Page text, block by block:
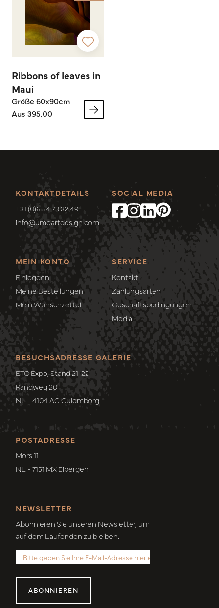
Ribbons of leaves in
Maui
Größe 60x90cm
Aus 395,00
KONTAKTDETAILS
+31 (0)6 54 73 32 49
info@umoartdesign.com
MEIN KONTO
Einloggen
Meine Bestellungen
Mein Wunschzettel
SERVICE
Kontakt
Zahlungsarten
Geschäftsbedingungen
Media
SOCIAL MEDIA
POSTADRESSE
Mors 11
NL - 7151 MX Eibergen
BESUCHSADRESSE GALERIE
ETC Expo, Stand 21-22
Randweg 20
NL - 4104 AC Culemborg
NEWSLETTER
Abonnieren Sie unseren Newsletter, um
auf dem Laufenden zu bleiben.
ABONNIEREN